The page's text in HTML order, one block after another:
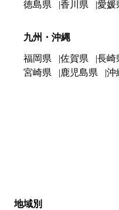
徳島県
香川県 愛媛
九州・沖縄
福岡県 佐賀県 長崎
宮崎県
鹿児島県 沖
地域別